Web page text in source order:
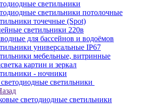
светильники
светильники потолочные
точечные (Spot)
светильники 220в
для бассейнов и водоёмов
универсальные IP67
мебельные, витринные
картин и зеркал
- ночники
светильники
светодиодные светильники